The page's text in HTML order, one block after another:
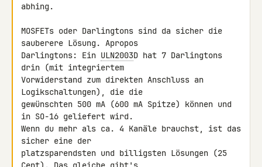
abhing.
MOSFETs oder Darlingtons sind da sicher die
sauberere Lösung. Apropos
Darlingtons: Ein ULN2003D hat 7 Darlingtons
drin (mit integriertem
Vorwiderstand zum direkten Anschluss an
Logikschaltungen), die die
gewünschten 500 mA (600 mA Spitze) können und
in SO-16 geliefert wird.
Wenn du mehr als ca. 4 Kanäle brauchst, ist das
sicher eine der
platzsparendsten und billigsten Lösungen (25